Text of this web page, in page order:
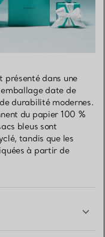
présenté dans une
date de
durabilité modernes.
du papier 100 %
bleus sont
tandis que les
à partir de